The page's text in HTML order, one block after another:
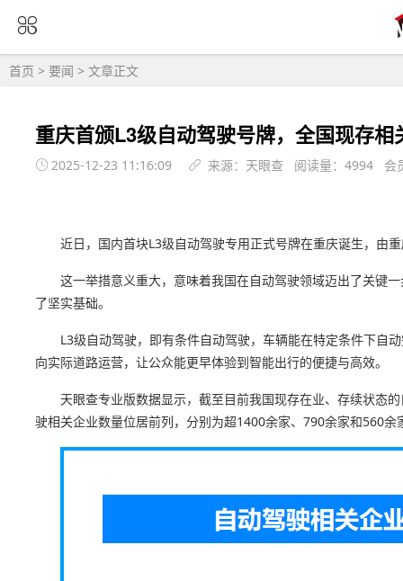
首页 > 要闻 > 文章正文
重庆首颁L3级自动驾驶号牌，全国现存相
2025-12-23 11:16:09 来源：天眼查 阅读量：4994 会
近日，国内首块L3级自动驾驶专用正式号牌在重庆诞生，由
这一举措意义重大，意味着我国在自动驾驶领域迈出了关键
了坚实基础。
L3级自动驾驶，即有条件自动驾驶，车辆能在特定条件下自
向实际道路运营，让公众能更早体验到智能出行的便捷与高效。
天眼查专业版数据显示，截至目前我国现存在业、存续状态
驶相关企业数量位居前列，分别为超1400余家、790余家和560余